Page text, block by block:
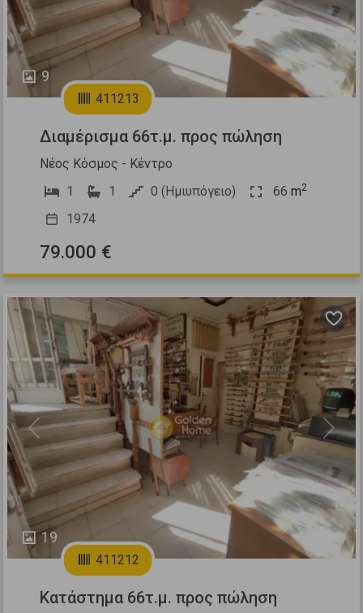
9
411213
Διαμέρισμα 66τ.μ. προς πώληση
Νέος Κόσμος - Κέντρο
1
1 0 (Ημιυπόγειο) 66 m2
1974
79.000 €
19
Previous Next
411212
Κατάστημα 66τ.μ. προς πώληση